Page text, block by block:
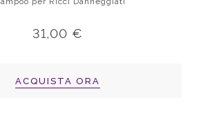
31,00 €
ACQUISTA ORA